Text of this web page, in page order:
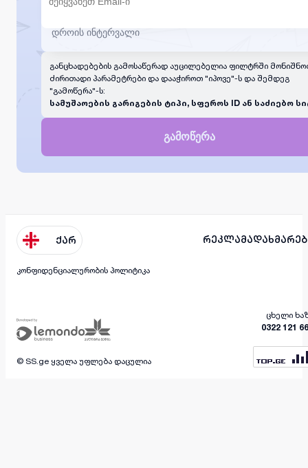
განცხადებების გამოსაწერად აუცილებელია ფილტრში
ძირითადი პარამეტრები და დააჭიროთ "იპოვე"-ს და შემდეგ
"გამოწერა"-ს:
სამუშაოების გარიგების ტიპი, სფეროს ID ან საძიებო
გამოწერა
ქარ რეკლამა
კონფიდენციალურობის პოლიტიკა
ცხელი
0322 121
© SS.ge ყველა უფლება დაცულია